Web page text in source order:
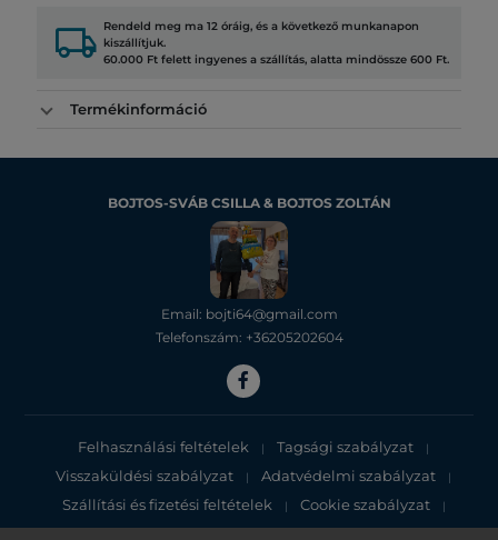
local_shipping Rendeld meg ma 12 óráig, és a következő munkanapon
kiszállítjuk.
60.000 Ft felett ingyenes a szállítás, alatta mindössze 600 Ft.
Termékinformáció
BOJTOS-SVÁB CSILLA & BOJTOS ZOLTÁN
Email: bojti64@gmail.com
Telefonszám: +36205202604
Felhasználási feltételek | Tagsági szabályzat |
Visszaküldési szabályzat | Adatvédelmi szabályzat |
Szállítási és fizetési feltételek | Cookie szabályzat |
Adatvédelmi tájékoztató